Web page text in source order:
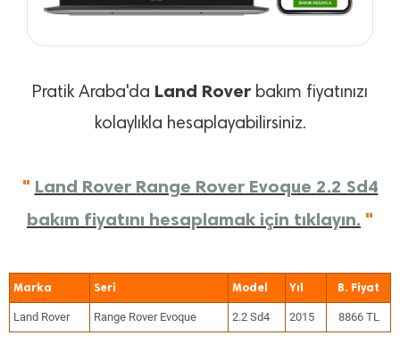
Pratik Araba'da Land Rover bakım fiyatınızı
kolaylıkla hesaplayabilirsiniz.
" Land Rover Range Rover Evoque 2.2 Sd4
bakım fiyatını hesaplamak için tıklayın. "
Marka Seri Model Yıl
Land Rover Range Rover Evoque 2.2 Sd4 2015 8866 TL